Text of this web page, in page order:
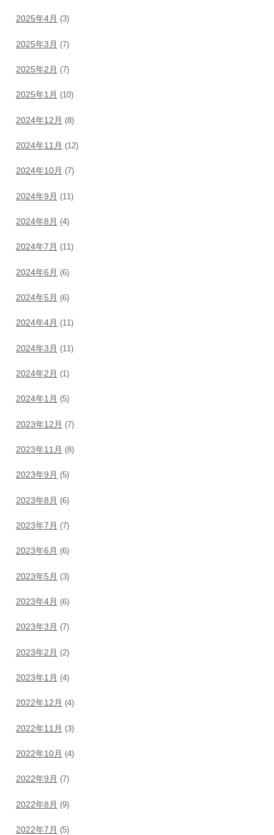
2025年4月 (3)
2025年3月 (7)
2025年2月 (7)
2025年1月 (10)
2024年12月 (8)
2024年11月 (12)
2024年10月 (7)
2024年9月 (11)
2024年8月 (4)
2024年7月 (11)
2024年6月 (6)
2024年5月 (6)
2024年4月 (11)
2024年3月 (11)
2024年2月 (1)
2024年1月 (5)
2023年12月 (7)
2023年11月 (8)
2023年9月 (5)
2023年8月 (6)
2023年7月 (7)
2023年6月 (6)
2023年5月 (3)
2023年4月 (6)
2023年3月 (7)
2023年2月 (2)
2023年1月 (4)
2022年12月 (4)
2022年11月 (3)
2022年10月 (4)
2022年9月 (7)
2022年8月 (9)
2022年7月 (5)